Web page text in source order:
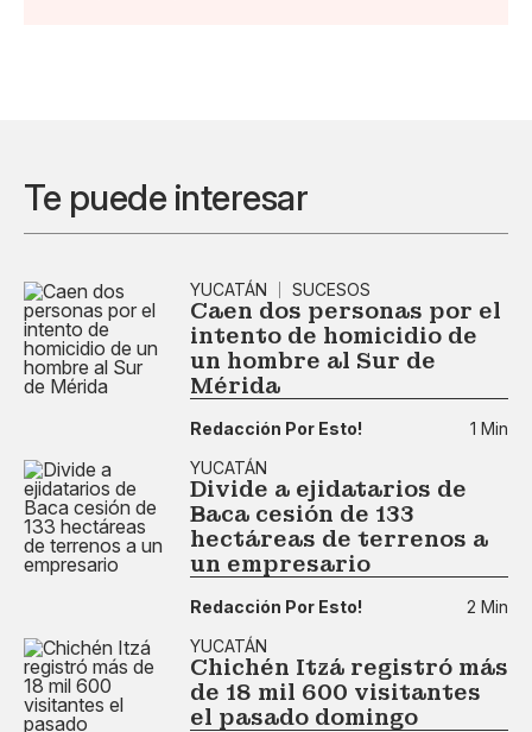
Te puede interesar
YUCATÁN SUCESOS
Caen dos personas por el
intento de homicidio de
un hombre al Sur de
Mérida
Redacción Por Esto!
1 Min
YUCATÁN
Divide a ejidatarios de
Baca cesión de 133
hectáreas de terrenos a
un empresario
Redacción Por Esto!
2 Min
YUCATÁN
Chichén Itzá registró más
de 18 mil 600 visitantes
el pasado domingo